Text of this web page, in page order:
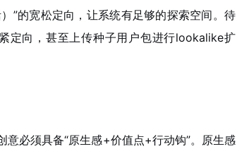
”的宽松定向，让系统有足够的探索空间。待
定向，甚至上传种子用户包进行lookalike扩
意必须具备“原生感+价值点+行动钩”。原生感